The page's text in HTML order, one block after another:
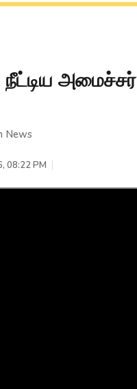
நீட்டிய அமைச்சர்
News
08:22 PM